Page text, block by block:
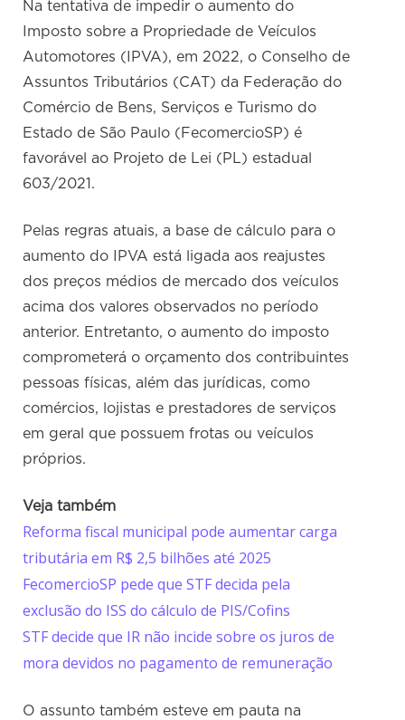
Na tentativa de impedir o aumento do
Imposto sobre a Propriedade de Veículos
Automotores (IPVA), em 2022, o Conselho de
Assuntos Tributários (CAT) da Federação do
Comércio de Bens, Serviços e Turismo do
Estado de São Paulo (FecomercioSP) é
favorável ao Projeto de Lei (PL) estadual
603/2021.
Pelas regras atuais, a base de cálculo para o
aumento do IPVA está ligada aos reajustes
dos preços médios de mercado dos veículos
acima dos valores observados no período
anterior. Entretanto, o aumento do imposto
comprometerá o orçamento dos contribuintes
pessoas físicas, além das jurídicas, como
comércios, lojistas e prestadores de serviços
em geral que possuem frotas ou veículos
próprios.
Veja também
Reforma fiscal municipal pode aumentar carga
tributária em R$ 2,5 bilhões até 2025
FecomercioSP pede que STF decida pela
exclusão do ISS do cálculo de PIS/Cofins
STF decide que IR não incide sobre os juros de
mora devidos no pagamento de remuneração
O assunto também esteve em pauta na